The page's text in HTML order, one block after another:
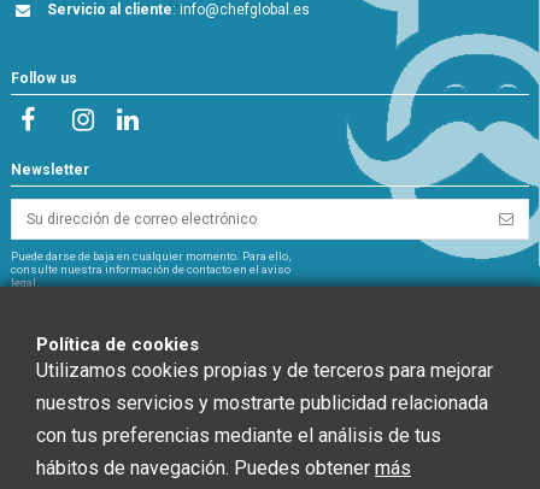
Servicio al cliente:info@chefglobal.es
Follow us
Newsletter
Puede darse de baja en cualquier momento. Para ello,
consulte nuestra información de contacto en el aviso
legal.
CHEF GLOBAL 2014 SOCIEDAD LIMITADA ha recibido una ayuda de la Unión
Europea con cargo al Fondo NextGenerationEU, en el marco del Plan de
Política de cookies
Utilizamos cookies propias y de terceros para mejorar
nuestros servicios y mostrarte publicidad relacionada
con tus preferencias mediante el análisis de tus
hábitos de navegación. Puedes obtener más